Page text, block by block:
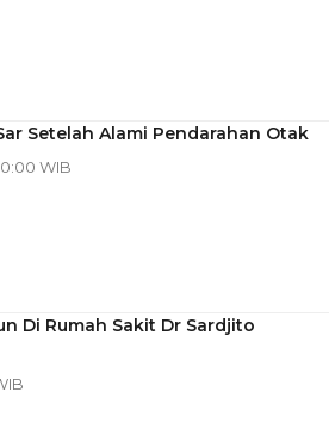
Setelah Alami Pendarahan Otak
WIB
Di Rumah Sakit Dr Sardjito